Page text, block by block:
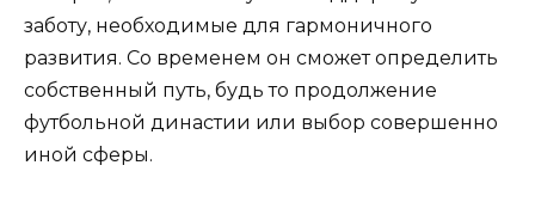
заботу, необходимые для гармоничного
развития. Со временем он сможет определить
собственный путь, будь то продолжение
футбольной династии или выбор совершенно
иной сферы.